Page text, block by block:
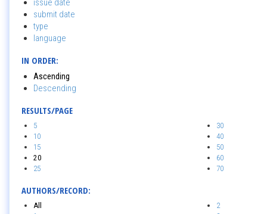
issue date
submit date
type
language
IN ORDER:
Ascending
Descending
RESULTS/PAGE
5
10
15
20
25
30
40
50
60
70
AUTHORS/RECORD:
All
2